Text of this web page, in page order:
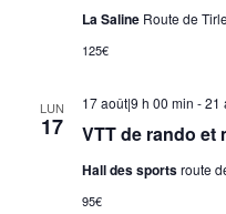
La Saline Route de
125€
LUN
17 VTT de rando et
17 août|9 h 00 min -21
Hall des sportsroute
95€